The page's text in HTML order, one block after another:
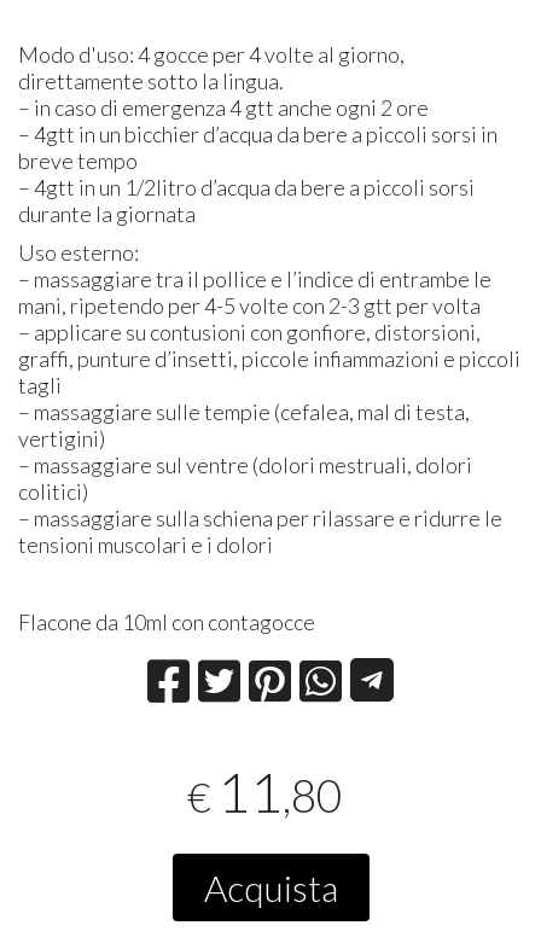
Modo d'uso: 4 gocce per 4 volte al giorno,
direttamente sotto la lingua.
– in caso di emergenza 4 gtt anche ogni 2 ore
– 4gtt in un bicchier d’acqua da bere a piccoli sorsi in
breve tempo
– 4gtt in un 1/2litro d’acqua da bere a piccoli sorsi
durante la giornata
Uso esterno:
– massaggiare tra il pollice e l’indice di entrambe le
mani, ripetendo per 4-5 volte con 2-3 gtt per volta
– applicare su contusioni con gonfiore, distorsioni,
graffi, punture d’insetti, piccole infiammazioni e piccoli
tagli
– massaggiare sulle tempie (cefalea, mal di testa,
vertigini)
– massaggiare sul ventre (dolori mestruali, dolori
colitici)
– massaggiare sulla schiena per rilassare e ridurre le
tensioni muscolari e i dolori
Flacone da 10ml con contagocce
€ 11 ,80
Acquista